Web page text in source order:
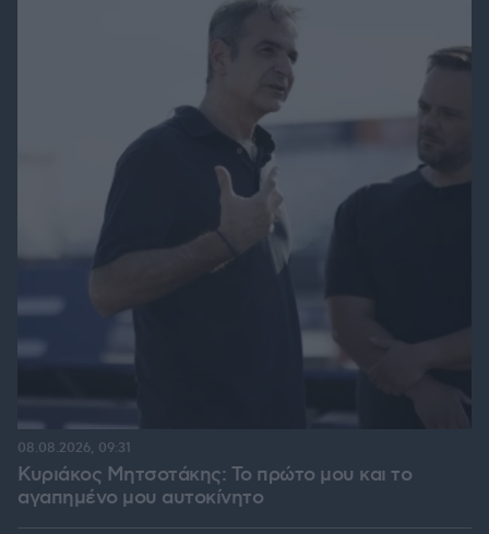
Κυριάκος Μητσοτάκης: Το πρώτο μου και το
αγαπημένο μου αυτοκίνητο
08.08.2026, 09:31